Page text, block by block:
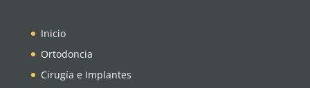
Inicio
Ortodoncia
Cirugía e Implantes